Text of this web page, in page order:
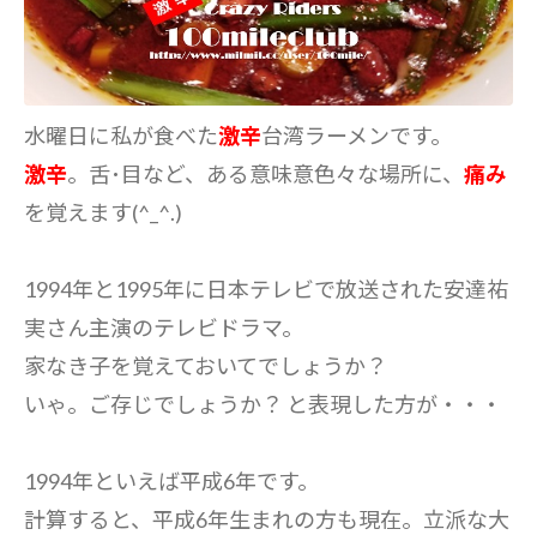
水曜日に私が食べた激辛台湾ラーメンです。
激辛。舌･目など、ある意味意色々な場所に、 痛み
を覚えます(^_^.)
1994年と1995年に日本テレビで放送された安達祐
実さん主演のテレビドラマ。
家なき子を覚えておいてでしょうか？
いゃ。ご存じでしょうか？ と表現した方が・・・
1994年といえば平成6年です。
計算すると、平成6年生まれの方も現在。立派な大